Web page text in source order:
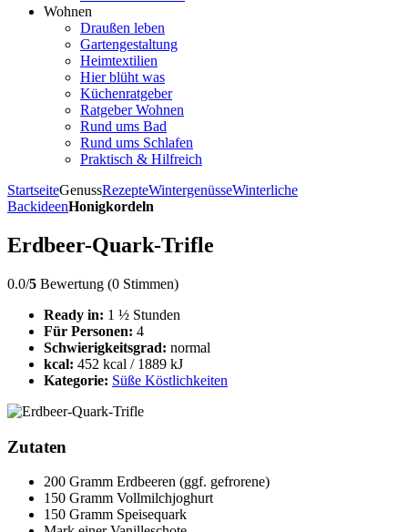
Wohnen
Draußen leben
Gartengestaltung
Heimtextilien
Hier blüht was
Küchenratgeber
Ratgeber Wohnen
Rund ums Bad
Rund ums Schlafen
Praktisch & Hilfreich
StartseiteGenussRezepteWintergenüsseWinterliche
BackideenHonigkordeln
Erdbeer-Quark-Trifle
0.0/5 Bewertung (0 Stimmen)
Ready in: 1 ½ Stunden
Für Personen: 4
Schwierigkeitsgrad: normal
kcal: 452 kcal / 1889 kJ
Kategorie: Süße Köstlichkeiten
Zutaten
200 Gramm Erdbeeren (ggf. gefrorene)
150 Gramm Vollmilchjoghurt
150 Gramm Speisequark